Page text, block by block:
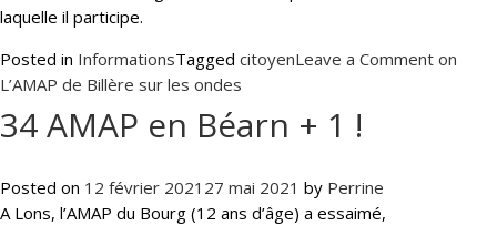
laquelle il participe.
Posted in InformationsTagged citoyenLeave a Comment on
L’AMAP de Billère sur les ondes
34 AMAP en Béarn + 1 !
Posted on 12 février 2021 27 mai 2021 by Perrine
A Lons, l’AMAP du Bourg (12 ans d’âge) a essaimé,